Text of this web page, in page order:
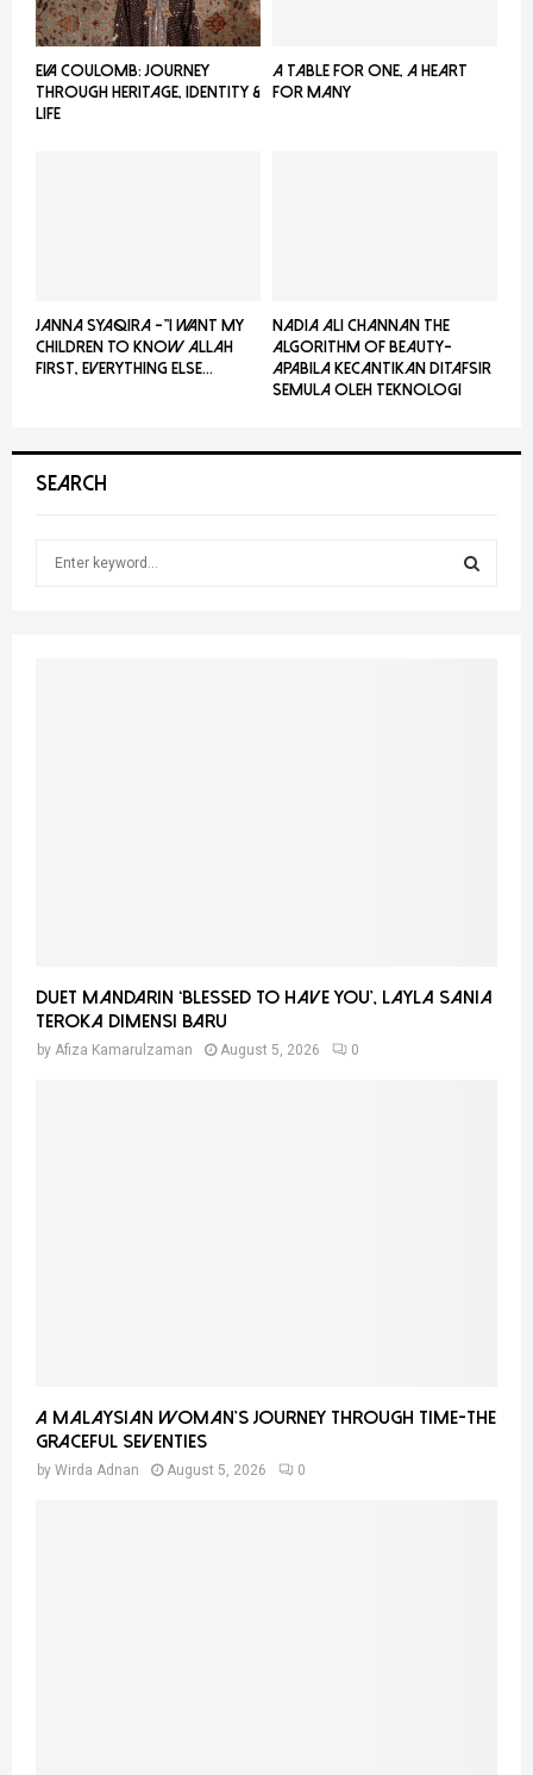
EVA COULOMB: JOURNEY
THROUGH HERITAGE, IDENTITY &
LIFE
A TABLE FOR ONE, A HEART
FOR MANY
JANNA SYAQIRA -”I WANT MY
CHILDREN TO KNOW ALLAH
FIRST, EVERYTHING ELSE...
NADIA ALI CHANNAN THE
ALGORITHM OF BEAUTY-
Apabila Kecantikan Ditafsir
Semula Oleh Teknologi
SEARCH
Duet Mandarin ‘Blessed To Have You’, Layla Sania
Teroka Dimensi Baru
by Afiza Kamarulzaman August 5, 2026 0
A Malaysian Woman’s Journey Through Time-THE
GRACEFUL SEVENTIES
by Wirda Adnan August 5, 2026 0